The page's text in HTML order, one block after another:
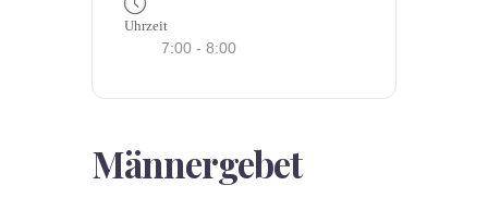
Uhrzeit
7:00 - 8:00
Männergebet